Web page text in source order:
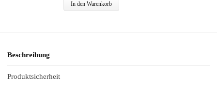
In den Warenkorb
Beschreibung
Produktsicherheit